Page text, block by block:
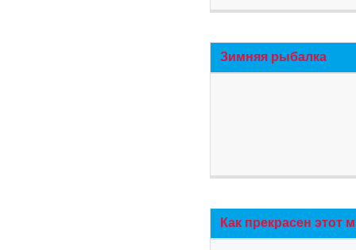
Зимняя рыбалка
Как прекрасен этот